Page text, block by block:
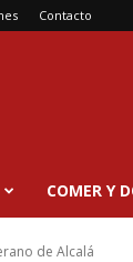
Contacto
COMER Y
de Alcalá